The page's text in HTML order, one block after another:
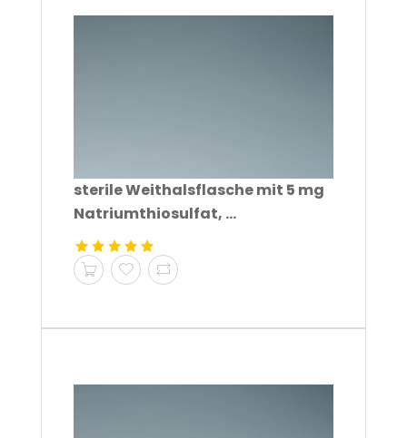
sterile Weithalsflasche mit 5 mg
Natriumthiosulfat, ...